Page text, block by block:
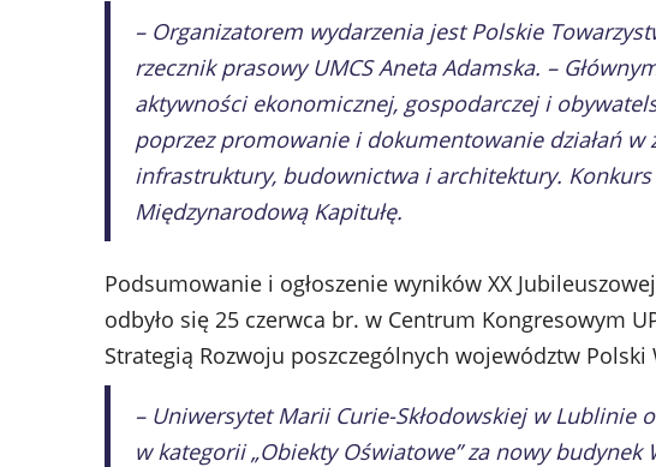
– Organizatorem wydarzenia jest Polskie
rzecznik prasowy UMCS Aneta Adamska. –
aktywności ekonomicznej, gospodarczej i
poprzez promowanie i dokumentowanie działań
infrastruktury, budownictwa i architektury. Konkurs
Międzynarodową Kapitułę.
Podsumowanie i ogłoszenie wyników XX
odbyło się 25 czerwca br. w Centrum Kongresowym
Strategią Rozwoju poszczególnych województw Polski
– Uniwersytet Marii Curie-Skłodowskiej w Lublinie
w kategorii „Obiekty Oświatowe” za nowy